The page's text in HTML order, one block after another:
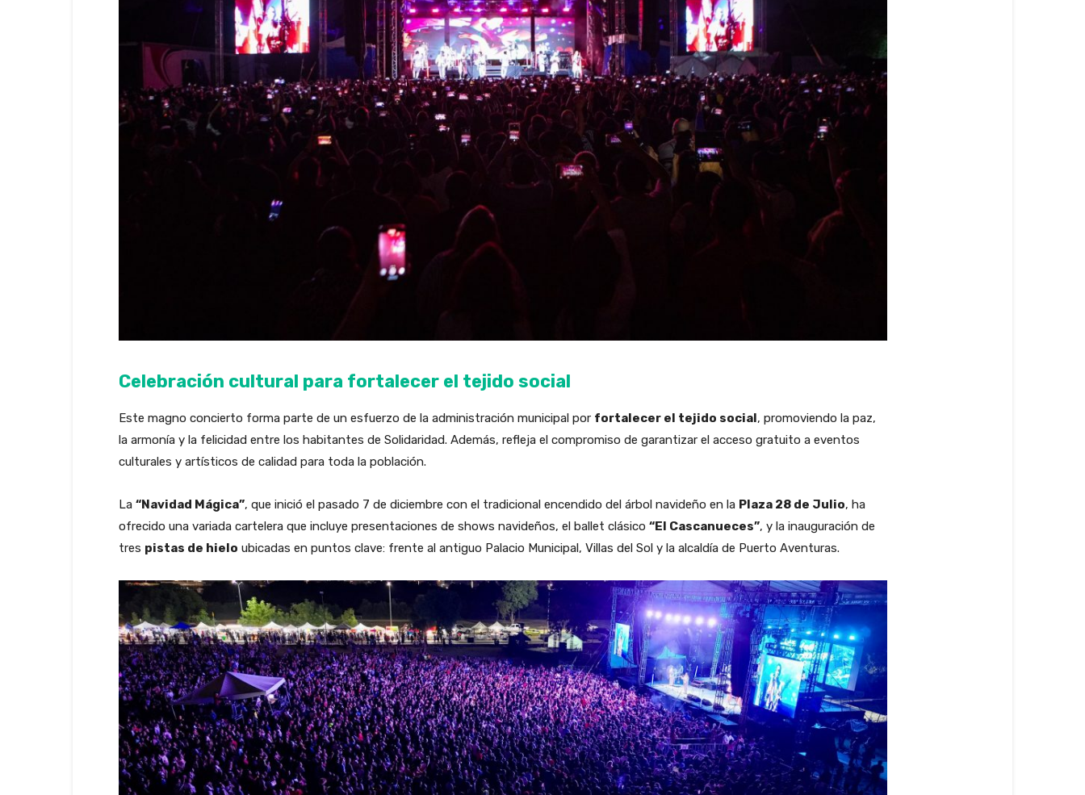
Celebración cultural para fortalecer el tejido social
Este magno concierto forma parte de un esfuerzo de la administración municipal por fortalecer el tejido social, promoviendo la paz,
la armonía y la felicidad entre los habitantes de Solidaridad. Además, refleja el compromiso de garantizar el acceso gratuito a eventos
culturales y artísticos de calidad para toda la población.
La “Navidad Mágica”, que inició el pasado 7 de diciembre con el tradicional encendido del árbol navideño en la Plaza 28 de Julio, ha
ofrecido una variada cartelera que incluye presentaciones de shows navideños, el ballet clásico “El Cascanueces”, y la inauguración de
tres pistas de hielo ubicadas en puntos clave: frente al antiguo Palacio Municipal, Villas del Sol y la alcaldía de Puerto Aventuras.